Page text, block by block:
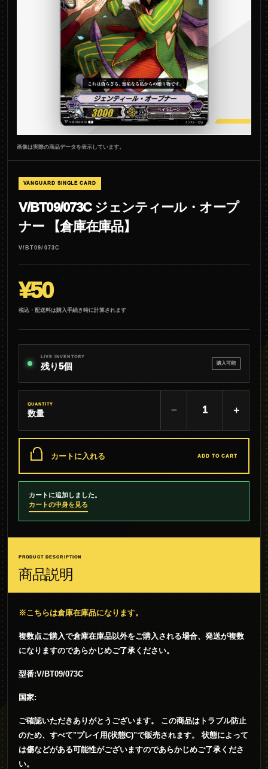
画像は実際の商品データを表示しています。
VANGUARD SINGLE CARD
V/BT09/073C ジェンティール・オープ
ナー 【倉庫在庫品】
V/BT09/073C
¥50
税込・配送料は購入手続き時に計算されます
LIVE INVENTORY
残り5個 購入可能
QUANTITY
数量 − ＋
カートに入れる ADD TO CART
カートに追加しました。
カートの中身を見る
PRODUCT DESCRIPTION
商品説明
※こちらは倉庫在庫品になります。
複数点ご購入で倉庫在庫品以外をご購入される場合、発送が複数
になりますのであらかじめご了承ください。
型番:V/BT09/073C
国家:
ご確認いただきありがとうございます。 この商品はトラブル防止
のため、すべて"プレイ用(状態C)"で販売されます。 状態によって
は傷などがある可能性がございますのであらかじめご了承くださ
い。